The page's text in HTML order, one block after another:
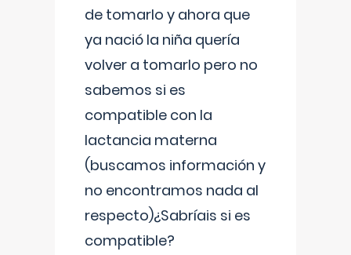
de tomarlo y ahora que
ya nació la niña quería
volver a tomarlo pero no
sabemos si es
compatible con la
lactancia materna
(buscamos información y
no encontramos nada al
respecto)¿Sabríais si es
compatible?